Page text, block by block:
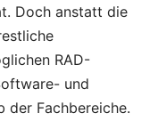
Doch anstatt die
RAD-
und
der Fachbereiche.